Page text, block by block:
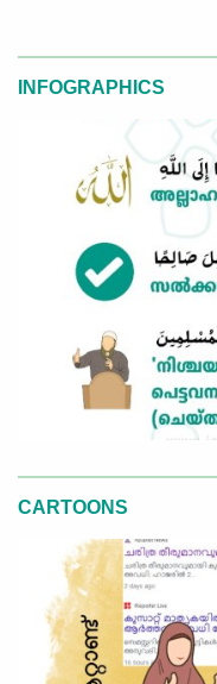
INFOGRAPHICS
CARTOONS